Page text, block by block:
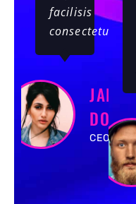
facilisis
consectetur.
JANE
DOE
CEO